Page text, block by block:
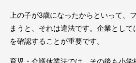
上の子が3歳になったからといって、
まうと、それは違法です。企業とし
を確認することが重要です。